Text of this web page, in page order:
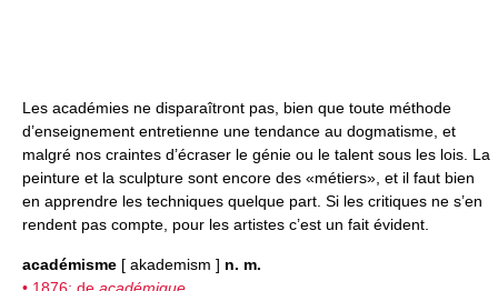
Les académies ne disparaîtront pas, bien que toute méthode
d’enseignement entretienne une tendance au dogmatisme, et
malgré nos craintes d’écraser le génie ou le talent sous les lois. La
peinture et la sculpture sont encore des «métiers», et il faut bien
en apprendre les techniques quelque part. Si les critiques ne s’en
rendent pas compte, pour les artistes c’est un fait évident.
académisme [ akademism ] n. m.